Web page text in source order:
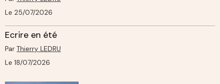
Le 25/07/2026
Ecrire en été
Par Thierry LEDRU
Le 18/07/2026